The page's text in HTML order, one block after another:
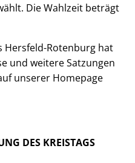
Die Wahlzeit beträgt
Hersfeld-Rotenburg hat
und weitere Satzungen
unserer Homepage
DES KREISTAGS